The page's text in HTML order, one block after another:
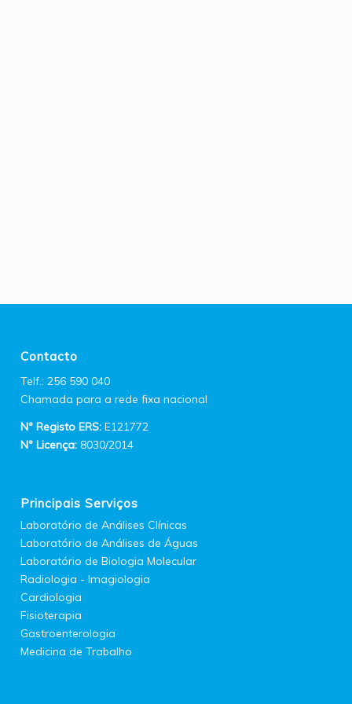
Contacto
Telf.: 256 590 040
Chamada para a rede fixa nacional
Nº Registo ERS: E121772
Nº Licença: 8030/2014
Principais Serviços
Laboratório de Análises Clínicas
Laboratório de Análises de Águas
Laboratório de Biologia Molecular
Radiologia - Imagiologia
Cardiologia
Fisioterapia
Gastroenterologia
Medicina de Trabalho